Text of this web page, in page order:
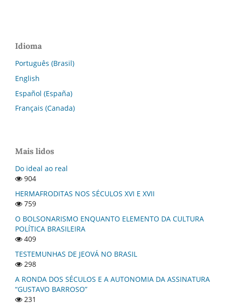
Idioma
Português (Brasil)
English
Español (España)
Français (Canada)
Mais lidos
Do ideal ao real
904
HERMAFRODITAS NOS SÉCULOS XVI E XVII
759
O BOLSONARISMO ENQUANTO ELEMENTO DA CULTURA
POLÍTICA BRASILEIRA
409
TESTEMUNHAS DE JEOVÁ NO BRASIL
298
A RONDA DOS SÉCULOS E A AUTONOMIA DA ASSINATURA
“GUSTAVO BARROSO”
231